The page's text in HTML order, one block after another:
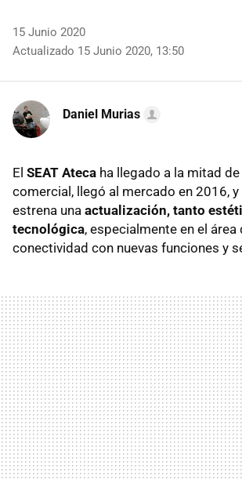
15 Junio 2020
Actualizado 15 Junio 2020, 13:50
Daniel Murias
El SEAT Ateca ha llegado a la mitad
comercial, llegó al mercado en 2016,
estrena una actualización, tanto
tecnológica, especialmente en el área
conectividad con nuevas funciones y